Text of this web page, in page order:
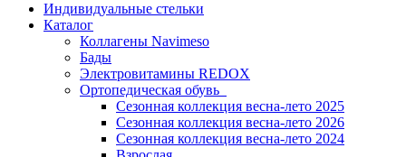
Индивидуальные стельки
Каталог
Коллагены Navimeso
Бады
Электровитамины REDOX
Ортопедическая обувь
Сезонная коллекция весна-лето 2025
Сезонная коллекция весна-лето 2026
Сезонная коллекция весна-лето 2024